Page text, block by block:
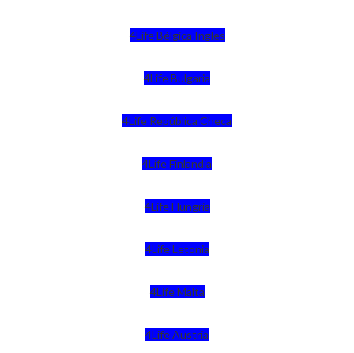
4Life Bélgica Ingles
4Life Bulgaria
4Life República Checa
4Life Finlandia
4Life Hungria
4Life Letonia
4Life Malta
4Life Austria